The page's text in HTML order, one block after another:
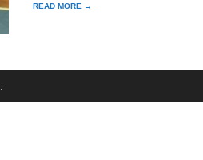
READ MORE →